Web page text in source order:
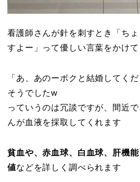
看護師さんが針を刺すとき「ち
すよー」って優しい言葉をかけて
「あ、あのーボクと結婚してく
そうでしたw
っていうのは冗談ですが、間近
んが血液を採取してくれます
貧血や、赤血球、白血球、肝機
値などを詳しく調べられます